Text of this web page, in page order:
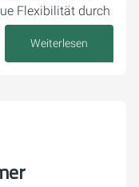
Flexibilität durch
Weiterlesen